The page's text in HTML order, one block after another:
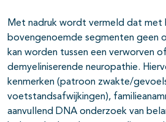
Met nadruk wordt vermeld dat met
bovengenoemde segmenten geen
kan worden tussen een verworven
demyeliniserende neuropathie.
kenmerken (patroon zwakte/
voetstandsafwijkingen),
aanvullend DNA onderzoek van